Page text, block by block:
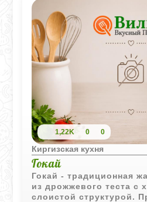
1,22K 0 0
Киргизская кухня
Гокай
Гокай - традиционная
из дрожжевого теста с
слоистой структурой.